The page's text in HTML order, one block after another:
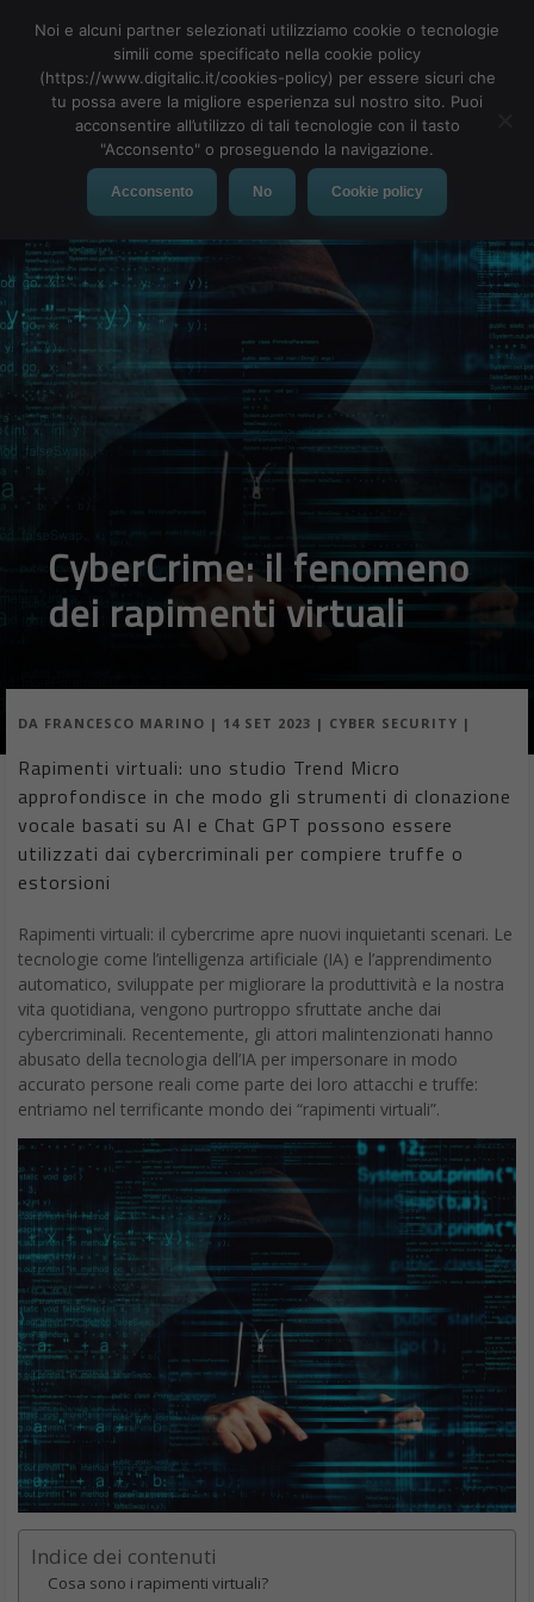
MENU
CyberCrime: il fenomeno
dei rapimenti virtuali
DA FRANCESCO MARINO | 14 SET 2023 | CYBER SECURITY |
Rapimenti virtuali: uno studio Trend Micro
approfondisce in che modo gli strumenti di clonazione
vocale basati su AI e Chat GPT possono essere
utilizzati dai cybercriminali per compiere truffe o
estorsioni
Rapimenti virtuali: il cybercrime apre nuovi inquietanti scenari. Le
tecnologie come l’intelligenza artificiale (IA) e l’apprendimento
automatico, sviluppate per migliorare la produttività e la nostra
vita quotidiana, vengono purtroppo sfruttate anche dai
cybercriminali. Recentemente, gli attori malintenzionati hanno
abusato della tecnologia dell’IA per impersonare in modo
accurato persone reali come parte dei loro attacchi e truffe:
entriamo nel terrificante mondo dei “rapimenti virtuali”.
Indice dei contenuti
Cosa sono i rapimenti virtuali?
Noi e alcuni partner selezionati utilizziamo cookie o tecnologie
simili come specificato nella cookie policy
(https://www.digitalic.it/cookies-policy) per essere sicuri che
tu possa avere la migliore esperienza sul nostro sito. Puoi
acconsentire all’utilizzo di tali tecnologie con il tasto
"Acconsento" o proseguendo la navigazione.
Acconsento No Cookie policy